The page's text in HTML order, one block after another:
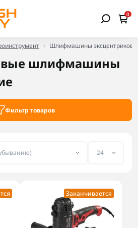
0
Шлифмашины
шлифмашины
Фильтр товаров
Заканчивается